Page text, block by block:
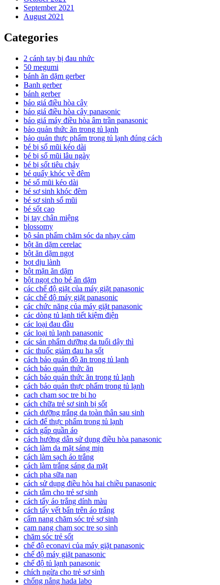
September 2021
August 2021
Categories
2 cánh tay bị đau nhức
50 megumi
bánh ăn dặm gerber
Banh gerber
bánh gerber
báo giá điều hòa cây
báo giá điều hòa cây panasonic
báo giá máy điều hòa âm trần panasonic
bảo quản thức ăn trong tủ lạnh
bảo quản thực phẩm trong tủ lạnh đúng cách
bé bị sổ mũi kéo dài
bé bị sổ mũi lâu ngày
bé bị sốt tiêu chảy
bé quấy khóc về đêm
bé sổ mũi kéo dài
bé sơ sinh khóc đêm
bé sơ sinh sổ mũi
bé sốt cao
bị tay chân miệng
blossomy
bộ sản phẩm chăm sóc da nhạy cảm
bột ăn dặm cerelac
bột ăn dặm ngọt
bọt dịu lành
bột mặn ăn dặm
bột ngọt cho bé ăn dặm
các chế độ giặt của máy giặt panasonic
các chế độ máy giặt panasonic
các chức năng của máy giặt panasonic
các dòng tủ lạnh tiết kiệm điện
các loại đau đầu
các loại tủ lạnh panasonic
các sản phẩm dưỡng da tuổi dậy thì
các thuốc giảm đau hạ sốt
cách bảo quản đồ ăn trong tủ lạnh
cách bảo quản thức ăn
cách bảo quản thức ăn trong tủ lạnh
cách bảo quản thực phẩm trong tủ lạnh
cach cham soc tre bi ho
cách chữa trẻ sơ sinh bị sốt
cách dưỡng trắng da toàn thân sau sinh
cách để thực phẩm trong tủ lạnh
cách gấp quần áo
cách hướng dẫn sử dụng điều hòa panasonic
cách làm da mặt sáng mịn
cách làm sạch áo trắng
cách làm trắng sáng da mặt
cách pha sữa nan
cách sử dụng điều hòa hai chiều panasonic
cách tắm cho trẻ sơ sinh
cách tẩy áo trắng dính màu
cách tẩy vết bẩn trên áo trắng
cẩm nang chăm sóc trẻ sơ sinh
cam nang cham soc tre so sinh
chăm sóc trẻ sốt
chế độ econavi của máy giặt panasonic
chế độ máy giặt panasonic
chế độ tủ lạnh panasonic
chích ngừa cho trẻ sơ sinh
chống nắng hada labo